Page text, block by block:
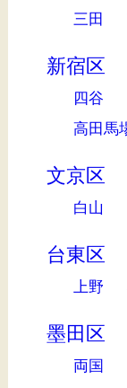
三田
新宿区
四谷
高田馬
文京区
白山
台東区
上野
墨田区
両国